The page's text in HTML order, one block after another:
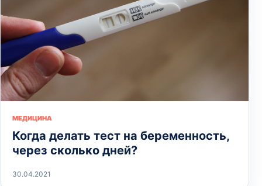
МЕДИЦИНА
Когда делать тест на беременность,
через сколько дней?
30.04.2021